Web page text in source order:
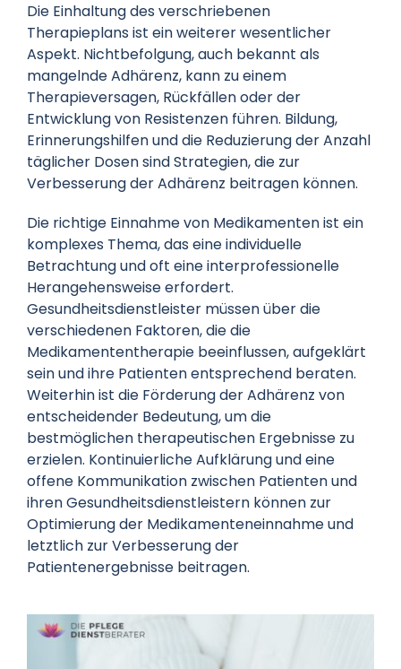
Die Einhaltung des verschriebenen
Therapieplans ist ein weiterer wesentlicher
Aspekt. Nichtbefolgung, auch bekannt als
mangelnde Adhärenz, kann zu einem
Therapieversagen, Rückfällen oder der
Entwicklung von Resistenzen führen. Bildung,
Erinnerungshilfen und die Reduzierung der Anzahl
täglicher Dosen sind Strategien, die zur
Verbesserung der Adhärenz beitragen können.
Die richtige Einnahme von Medikamenten ist ein
komplexes Thema, das eine individuelle
Betrachtung und oft eine interprofessionelle
Herangehensweise erfordert.
Gesundheitsdienstleister müssen über die
verschiedenen Faktoren, die die
Medikamententherapie beeinflussen, aufgeklärt
sein und ihre Patienten entsprechend beraten.
Weiterhin ist die Förderung der Adhärenz von
entscheidender Bedeutung, um die
bestmöglichen therapeutischen Ergebnisse zu
erzielen. Kontinuierliche Aufklärung und eine
offene Kommunikation zwischen Patienten und
ihren Gesundheitsdienstleistern können zur
Optimierung der Medikamenteneinnahme und
letztlich zur Verbesserung der
Patientenergebnisse beitragen.